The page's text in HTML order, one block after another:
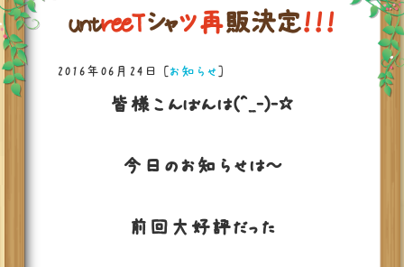
untreeTシャツ再販決定！！！
2016年06月24日 [お知らせ]
皆様こんばんは(^_-)-☆
今日のお知らせは～
前回大好評だった